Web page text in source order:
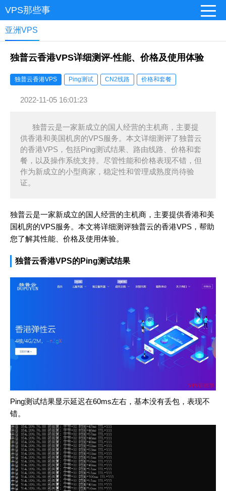
VPS那些事
亚洲VPS
独普云香港VPS详细测评-性能、价格及使用体验
独普云香港VPS Ping测试 CN2线路 价格和套餐
2022-11-05 16:01:23
独普云是一家新成立的国人经营的主机商，主要提
供香港和美国机房的VPS服务。本文详细测评了独普云
的香港VPS，包括Ping测试结果、路由线路、价格和套
餐，以及操作系统支持。尽管性能和价格表现不错，但
作为新成立的小型商家，稳定性和管理成熟度尚待验
证。
独普云是一家新成立的国人经营的主机商，主要提供香港和美
国机房的VPS服务。本文将详细测评独普云的香港VPS，帮助
您了解其性能、价格及使用体验。
独普云香港VPS的Ping测试结果
Ping测试结果显示延迟在60ms左右，基本没有丢包，表现不
错。